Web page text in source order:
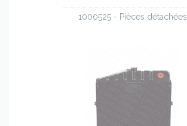
1000525 - Pièces détachées